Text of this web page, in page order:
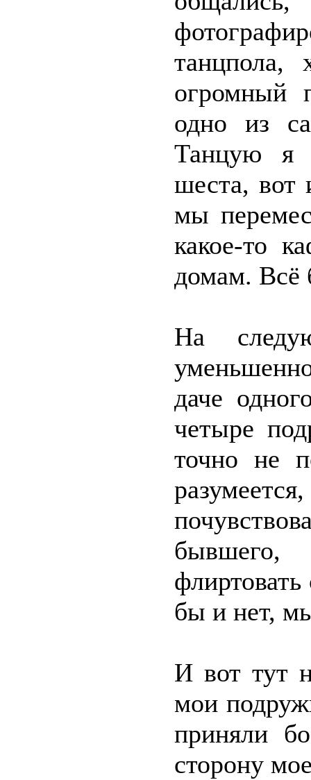
огромный
одно из
Танцую я
шеста, вот
мы
какое-то
домам. Всё
На
даче
четыре
точно не
бы и нет,
И вот тут
мои
приняли
сторону